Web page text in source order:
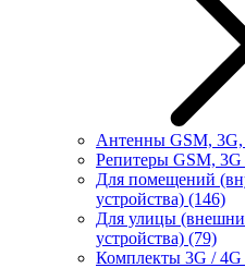
Антенны GSM, 3G,
Репитеры GSM, 3G
Для помещений
устройства) (146)
Для улицы
устройства) (79)
Комплекты 3G / 4G